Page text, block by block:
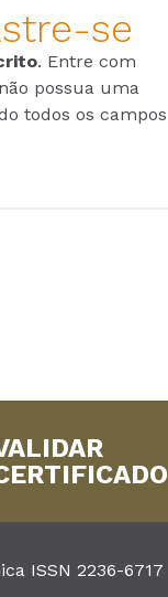
se
. Entre com
possua uma
todos os campos
ISSN 2236-6717